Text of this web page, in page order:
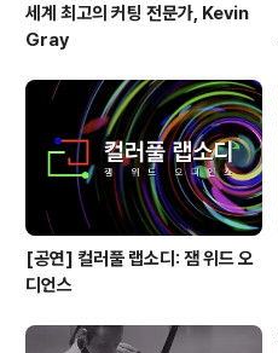
세계 최고의 커팅 전문가, Kevin
Gray
[공연] 컬러풀 랩소디: 잼 위드 오
디언스